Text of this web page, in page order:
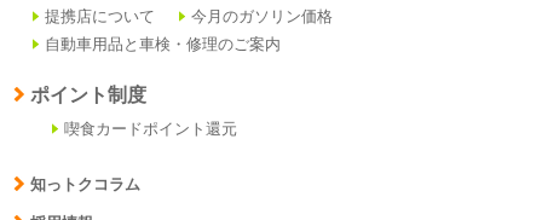
提携店について
今月のガソリン価格
自動車用品と車検・修理のご案内
ポイント制度
喫食カードポイント還元
知っトクコラム